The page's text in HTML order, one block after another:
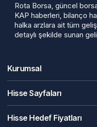
Rota Borsa, güncel
KAP haberleri, bilanço
halka arzlara ait tüm
detaylı şekilde sunan
Kurumsal
Hisse Sayfaları
Hisse Hedef Fiyatları